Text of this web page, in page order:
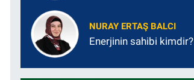
NURAY ERTAŞ BALCI
Enerjinin sahibi kimdir?